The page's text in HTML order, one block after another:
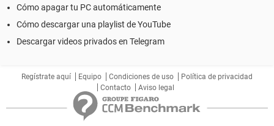
Cómo apagar tu PC automáticamente
Cómo descargar una playlist de YouTube
Descargar videos privados en Telegram
Regístrate aquí Equipo Condiciones de uso
Política de privacidad
Contacto
Aviso legal